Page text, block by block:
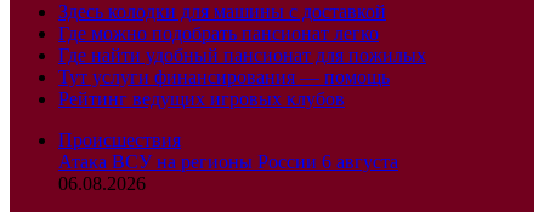
Здесь колодки для машины с доставкой
Где можно подобрать пансионат легко
Где найти удобный пансионат для пожилых
Тут услуги финансирования — помощь
Рейтинг ведущих игровых клубов
Происшествия
Атака ВСУ на регионы России 6 августа
06.08.2026